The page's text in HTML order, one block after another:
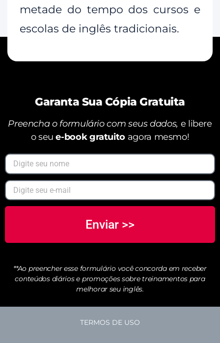
metade do tempo dos cursos e
escolas de inglês tradicionais.
Garanta Sua Cópia Gratuita
Preencha o formulário com seus dados, e libere
o seue-book gratuito agora mesmo!
Enviar >>
**Ao preencher esse formulário você concorda em receber
conteúdos diários e promoções sobre treinamentos para
melhorar seu inglês.
TERMOS DE USO